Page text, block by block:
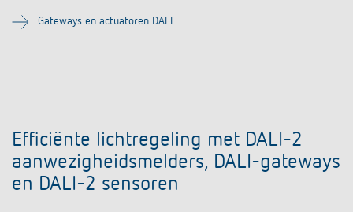
Gateways en actuatoren DALI
Efficiënte lichtregeling met DALI-2
aanwezigheidsmelders, DALI-gateways
en DALI-2 sensoren